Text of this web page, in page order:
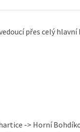
přes celý
-> Horní